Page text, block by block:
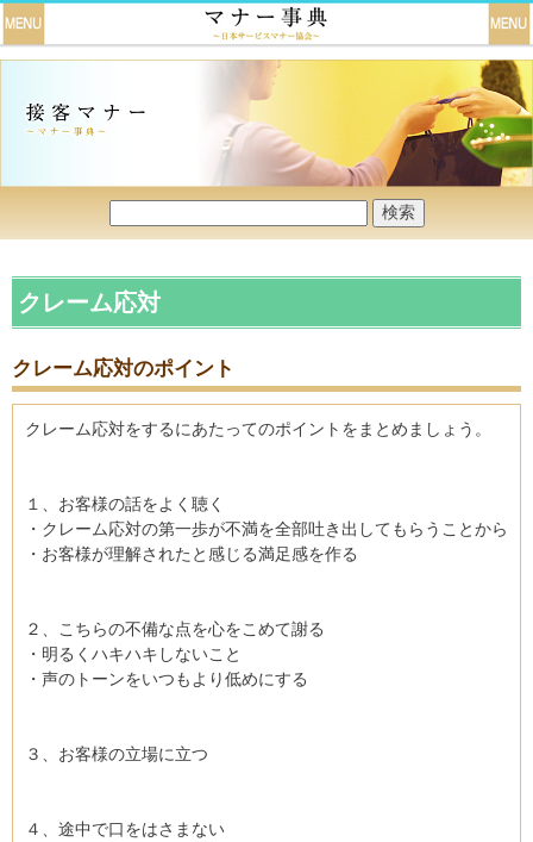
クレーム応対
クレーム応対のポイント
クレーム応対をするにあたってのポイントをまとめましょう。
１、お客様の話をよく聴く
・クレーム応対の第一歩が不満を全部吐き出してもらうことから
・お客様が理解されたと感じる満足感を作る
２、こちらの不備な点を心をこめて謝る
・明るくハキハキしないこと
・声のトーンをいつもより低めにする
３、お客様の立場に立つ
４、途中で口をはさまない